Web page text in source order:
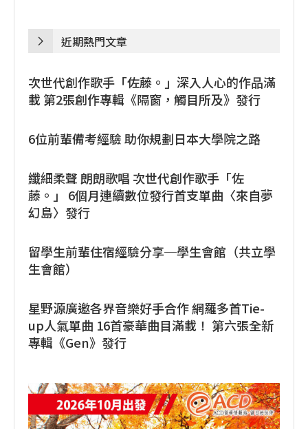
近期熱門文章
次世代創作歌手「佐藤。」深入人心的作品滿
載 第2張創作專輯《隔窗，觸目所及》發行
6位前輩備考經驗 助你規劃日本大學院之路
纖細柔聲 朗朗歌唱 次世代創作歌手「佐
藤。」 6個月連續數位發行首支單曲〈來自夢
幻島〉發行
留學生前輩住宿經驗分享─學生會館（共立學
生會館）
星野源廣邀各界音樂好手合作 網羅多首Tie-
up人氣單曲 16首豪華曲目滿載！ 第六張全新
專輯《Gen》發行